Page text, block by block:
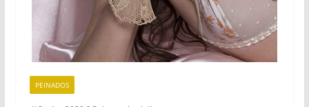
PEINADOS